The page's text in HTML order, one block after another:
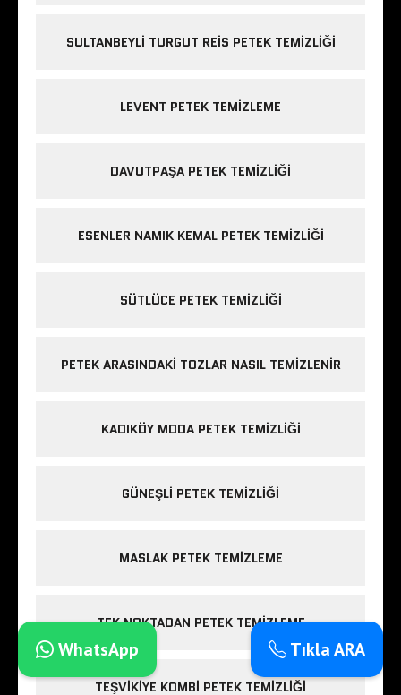
SULTANBEYLI TURGUT REIS PETEK TEMIZLIĞI
LEVENT PETEK TEMIZLEME
DAVUTPAŞA PETEK TEMIZLIĞI
ESENLER NAMIK KEMAL PETEK TEMIZLIĞI
SÜTLÜCE PETEK TEMIZLIĞI
PETEK ARASINDAKI TOZLAR NASIL TEMIZLENIR
KADIKÖY MODA PETEK TEMIZLIĞI
GÜNEŞLI PETEK TEMIZLIĞI
MASLAK PETEK TEMIZLEME
TEK NOKTADAN PETEK TEMIZLEME
TEŞVIKIYE KOMBI PETEK TEMIZLIĞI
Tıkla ARA
WhatsApp